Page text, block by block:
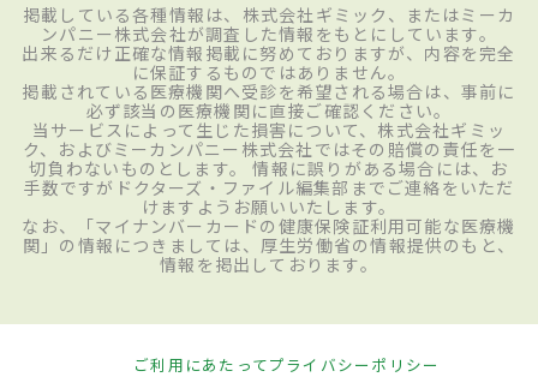
掲載している各種情報は、株式会社ギミック、またはミーカ
ンパニー株式会社が調査した情報をもとにしています。
出来るだけ正確な情報掲載に努めておりますが、内容を完全
に保証するものではありません。
掲載されている医療機関へ受診を希望される場合は、事前に
必ず該当の医療機関に直接ご確認ください。
当サービスによって生じた損害について、株式会社ギミッ
ク、およびミーカンパニー株式会社ではその賠償の責任を一
切負わないものとします。 情報に誤りがある場合には、お
手数ですがドクターズ・ファイル編集部までご連絡をいただ
けますようお願いいたします。
なお、「マイナンバーカードの健康保険証利用可能な医療機
関」の情報につきましては、厚生労働省の情報提供のもと、
情報を掲出しております。
ご利用にあたってプライバシーポリシー